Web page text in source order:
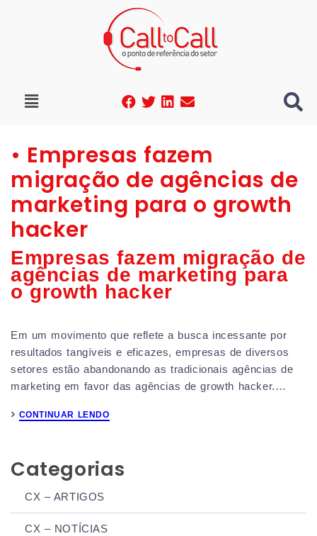
Categorias
CX – ARTIGOS
CX – NOTÍCIAS
• Empresas fazem
migração de agências de
marketing para o growth
hacker
Empresas fazem migração de
agências de marketing para
o growth hacker
Em um movimento que reflete a busca incessante por
resultados tangíveis e eficazes, empresas de diversos
setores estão abandonando as tradicionais agências de
marketing em favor das agências de growth hacker.…
CONTINUAR LENDO